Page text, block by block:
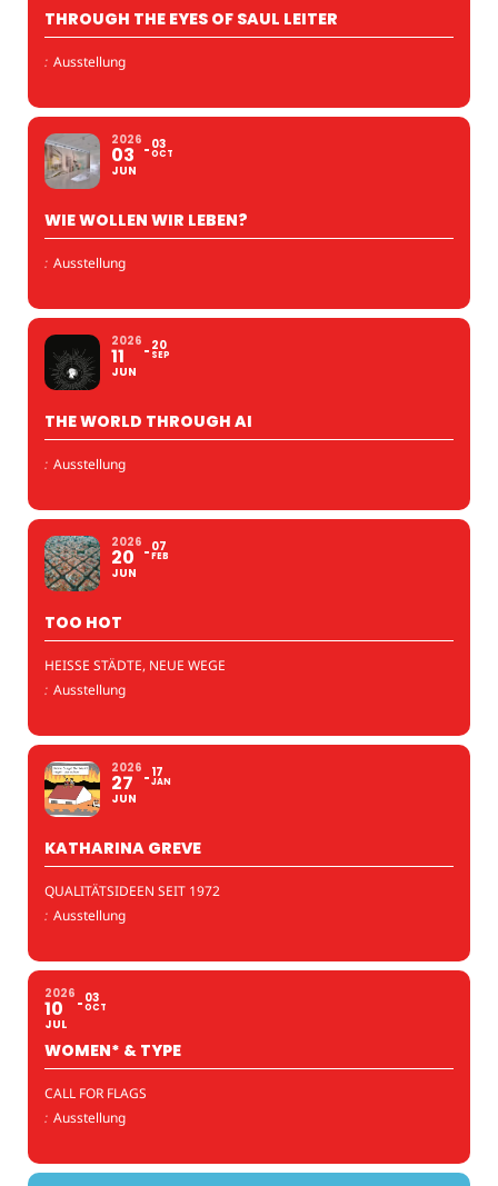
THROUGH THE EYES OF SAUL LEITER
: Ausstellung
2026
03
JUN
03
OCT
WIE WOLLEN WIR LEBEN?
: Ausstellung
2026
11
JUN
20
SEP
THE WORLD THROUGH AI
: Ausstellung
2026
20
JUN
07
FEB
TOO HOT
HEISSE STÄDTE, NEUE WEGE
: Ausstellung
2026
27
JUN
17
JAN
KATHARINA GREVE
QUALITÄTSIDEEN SEIT 1972
: Ausstellung
2026
10
JUL
03
OCT
WOMEN* & TYPE
CALL FOR FLAGS
: Ausstellung